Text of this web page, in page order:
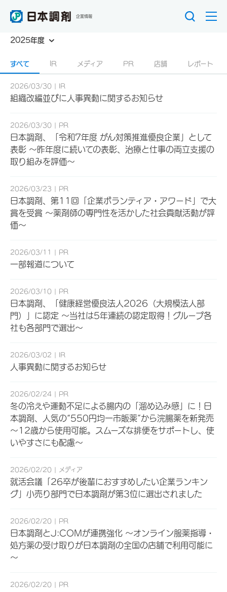
企業情報
2025年度
すべて IR メディア PR 店舗 レポート
2026/03/30 IR
組織改編並びに人事異動に関するお知らせ
2026/03/30 PR
日本調剤、「令和7年度 がん対策推進優良企業」として
表彰 ～昨年度に続いての表彰、治療と仕事の両立支援の
取り組みを評価～
2026/03/23 PR
日本調剤、第11回「企業ボランティア・アワード」で大
賞を受賞 ～薬剤師の専門性を活かした社会貢献活動が評
価～
2026/03/11 PR
一部報道について
2026/03/10 PR
日本調剤、「健康経営優良法人2026（大規模法人部
門）」に認定 ～当社は5年連続の認定取得！グループ各
社も各部門で選出～
2026/03/02 IR
人事異動に関するお知らせ
2026/02/24 PR
冬の冷えや運動不足による腸内の「溜め込み感」に！日
本調剤、人気の“550円均一市販薬”から浣腸薬を新発売
～12歳から使用可能。スムーズな排便をサポートし、使
いやすさにも配慮～
2026/02/20 メディア
就活会議「26卒が後輩におすすめしたい企業ランキン
グ」小売り部門で日本調剤が第3位に選出されました
2026/02/20 PR
日本調剤とJ:COMが連携強化 ～オンライン服薬指導・
処方薬の受け取りが日本調剤の全国の店舗で利用可能に
～
2026/02/20 PR